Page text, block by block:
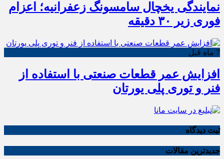
نمایندگی یخچال سامسونگ زعفرانیه؛ اعزام
فوری زیر ۳۰ دقیقه
7 ماه قبل
افزایش عمر قطعات صنعتی با استفاده از
فنر و توری پلی یورتان
ثبت دیدگاه
جدیدترین مقالات